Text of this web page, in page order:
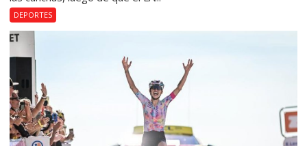
DEPORTES